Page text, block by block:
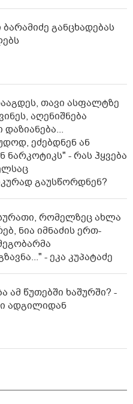
განცხადებას
თავი ასფალტზე
აღენიშნება
დაზიანება...
ეძებდნენ ან
ნარკოტიკს" - რას ჰყვება
გაუსწორდნენ?
რომელზეც ახლა
ნია იმნაძის ერთ-
- ეკა კუპატაძე
ამ წუთებში ხაშურში? -
ადგილიდან